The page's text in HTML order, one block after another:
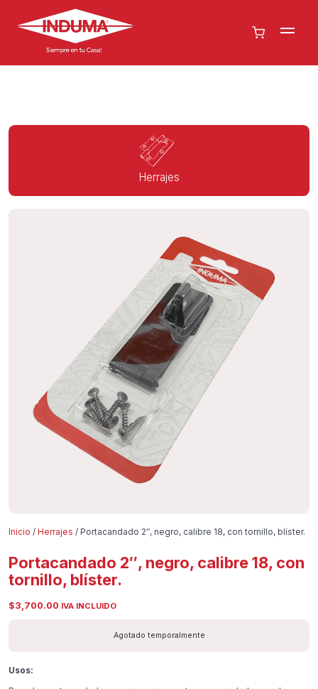
Herrajes
Inicio / Herrajes / Portacandado 2″, negro, calibre 18, con tornillo, blíster.
Portacandado 2″, negro, calibre 18, con
tornillo, blíster.
$3,700.00 IVA INCLUIDO
Agotado temporalmente
Usos: